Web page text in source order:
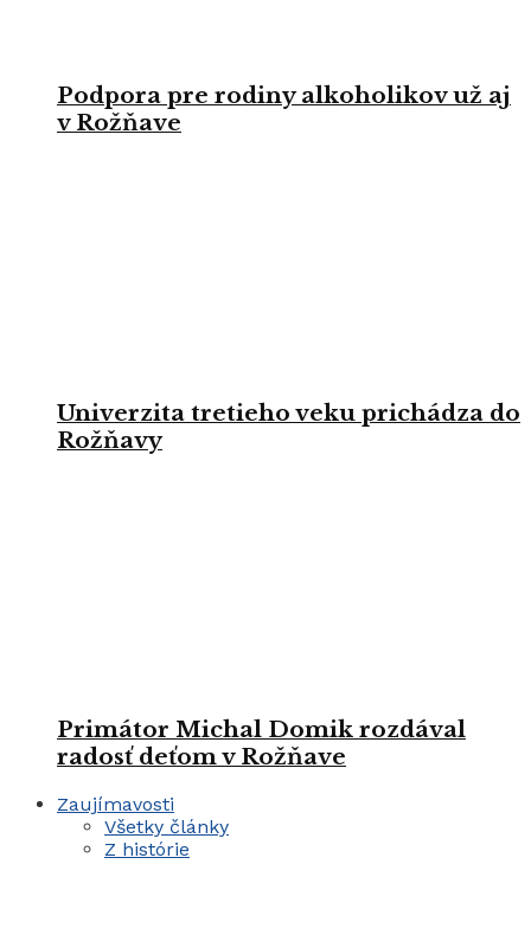
Podpora pre rodiny alkoholikov už aj
v Rožňave
Univerzita tretieho veku prichádza do
Rožňavy
Primátor Michal Domik rozdával
radosť deťom v Rožňave
Zaujímavosti
Všetky články
Z histórie